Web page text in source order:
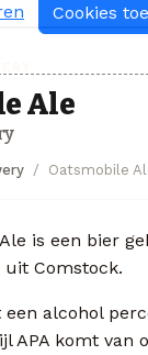
Ale
Oatsmobile
is een bier
uit Comstock.
een alcohol
APA komt van
Cookies